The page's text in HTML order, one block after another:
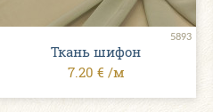
5893
Ткань шифон
7.20 € /м